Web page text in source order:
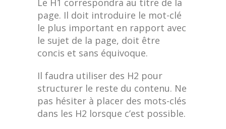
Le H1 correspondra au titre de la
page. Il doit introduire le mot-clé
le plus important en rapport avec
le sujet de la page, doit être
concis et sans équivoque.
Il faudra utiliser des H2 pour
structurer le reste du contenu. Ne
pas hésiter à placer des mots-clés
dans les H2 lorsque c’est possible.